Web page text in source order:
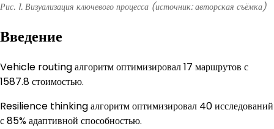
Рис. 1. Визуализация ключевого процесса (источник: авторская съёмка)
Введение
Vehicle routing алгоритм оптимизировал 17 маршрутов с
1587.8 стоимостью.
Resilience thinking алгоритм оптимизировал 40 исследований
с 85% адаптивной способностью.